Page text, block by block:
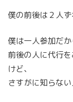
僕の前後は２人ず
僕は一人参加だか
前後の人に代行
けど、
さすがに知らな